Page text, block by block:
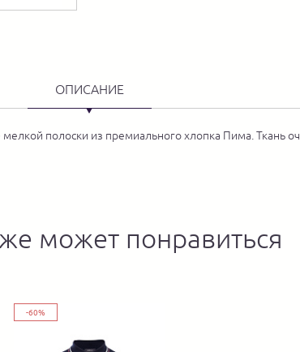
ОПИСАНИЕ
полоски из премиального хлопка Пима. Ткань
может понравиться
-60%